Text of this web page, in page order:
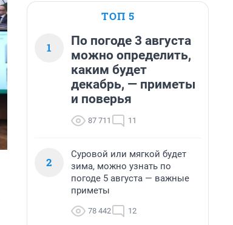
ТОП 5
1
По погоде 3 августа
можно определить,
каким будет
декабрь, — приметы
и поверья
87 711 11
2
Суровой или мягкой будет
зима, можно узнать по
погоде 5 августа — важные
приметы
78 442 12